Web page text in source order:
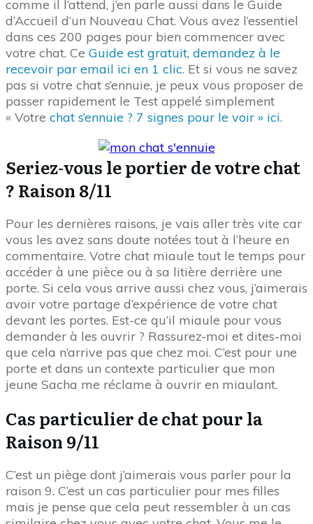
comme il l’attend, j’en parle aussi dans le Guide
d’Accueil d’un Nouveau Chat. Vous avez l’essentiel
dans ces 200 pages pour bien commencer avec
votre chat. Ce Guide est gratuit, demandez à le
recevoir par email ici en 1 clic. Et si vous ne savez
pas si votre chat s’ennuie, je peux vous proposer de
passer rapidement le Test appelé simplement
« Votre chat s’ennuie ? 7 signes pour le voir » ici.
Seriez-vous le portier de votre chat
? Raison 8/11
Pour les dernières raisons, je vais aller très vite car
vous les avez sans doute notées tout à l’heure en
commentaire. Votre chat miaule tout le temps pour
accéder à une pièce ou à sa litière derrière une
porte. Si cela vous arrive aussi chez vous, j’aimerais
avoir votre partage d’expérience de votre chat
devant les portes. Est-ce qu’il miaule pour vous
demander à les ouvrir ? Rassurez-moi et dites-moi
que cela n’arrive pas que chez moi. C’est pour une
porte et dans un contexte particulier que mon
jeune Sacha me réclame à ouvrir en miaulant.
Cas particulier de chat pour la
Raison 9/11
C’est un piège dont j’aimerais vous parler pour la
raison 9. C’est un cas particulier pour mes filles
mais je pense que cela peut ressembler à un cas